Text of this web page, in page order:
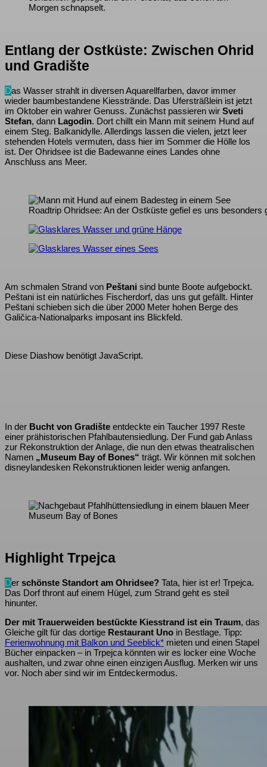
Morgen schnapselt.
Entlang der Ostküste: Zwischen Ohrid
und Gradište
Das Wasser strahlt in diversen Aquarellfarben, davor immer
wieder baumbestandene Kiesstrände. Das Ufersträßlein ist jetzt
im Oktober ein wahrer Genuss. Zunächst passieren wir Sveti
Stefan, dann Lagodin. Dort chillt ein Mann mit seinem Hund auf
einem Steg. Balkanidylle. Allerdings lassen die vielen, jetzt leer
stehenden Hotels vermuten, dass hier im Sommer die Hölle los
ist. Der Ohridsee ist die Badewanne eines Landes ohne
Anschluss ans Meer.
Roadtrip Ohridsee: An der Ostküste gefiel es uns besonders
Am schmalen Strand von Peštani sind bunte Boote aufgebockt.
Peštani ist ein natürliches Fischerdorf, das uns gut gefällt. Hinter
Peštani schieben sich die über 2000 Meter hohen Berge des
Galičica-Nationalparks imposant ins Blickfeld.
Diese Diashow benötigt JavaScript.
In der Bucht von Gradište entdeckte ein Taucher 1997 Reste
einer prähistorischen Pfahlbautensiedlung. Der Fund gab Anlass
zur Rekonstruktion der Anlage, die nun den etwas theatralischen
Namen „Museum Bay of Bones“ trägt. Wir können mit solchen
disneylandesken Rekonstruktionen leider wenig anfangen.
Museum Bay of Bones
Highlight Trpejca
Der schönste Standort am Ohridsee? Tata, hier ist er! Trpejca.
Das Dorf thront auf einem Hügel, zum Strand geht es steil
hinunter.
Der mit Trauerweiden bestückte Kiesstrand ist ein Traum, das
Gleiche gilt für das dortige Restaurant Uno in Bestlage. Tipp:
Ferienwohnung mit Balkon und Seeblick* mieten und einen Stapel
Bücher einpacken – in Trpejca könnten wir es locker eine Woche
aushalten, und zwar ohne einen einzigen Ausflug. Merken wir uns
vor. Noch aber sind wir im Entdeckermodus.